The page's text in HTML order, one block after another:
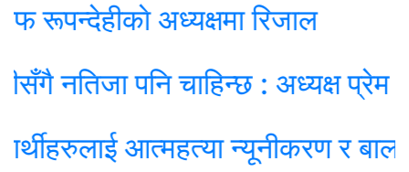
अध्यक्षमा रिजाल
पनि चाहिन्छ : अध्यक्ष प्रेम श्रेष्ठ
आत्महत्या न्यूनीकरण र बाल